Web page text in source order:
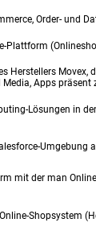
Order- und
Plattform
Herstellers Movex,
Apps
Lösungen in
Umgebung
mit der man
Shopsystem